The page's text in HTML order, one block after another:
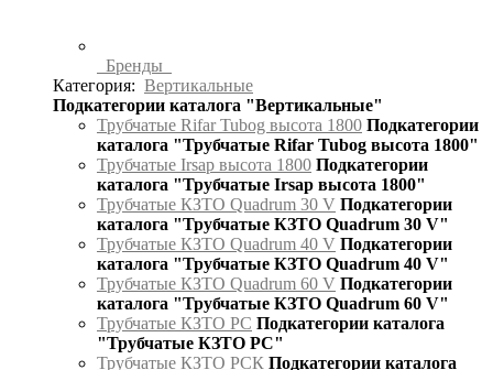
Бренды
Категория: Вертикальные
Подкатегории каталога "Вертикальные"
Трубчатые Rifar Tubog высота 1800 Подкатегории
каталога "Трубчатые Rifar Tubog высота 1800"
Трубчатые Irsap высота 1800 Подкатегории
каталога "Трубчатые Irsap высота 1800"
Трубчатые КЗТО Quadrum 30 V Подкатегории
каталога "Трубчатые КЗТО Quadrum 30 V"
Трубчатые КЗТО Quadrum 40 V Подкатегории
каталога "Трубчатые КЗТО Quadrum 40 V"
Трубчатые КЗТО Quadrum 60 V Подкатегории
каталога "Трубчатые КЗТО Quadrum 60 V"
Трубчатые КЗТО РС Подкатегории каталога
"Трубчатые КЗТО РС"
Трубчатые КЗТО РСК Подкатегории каталога